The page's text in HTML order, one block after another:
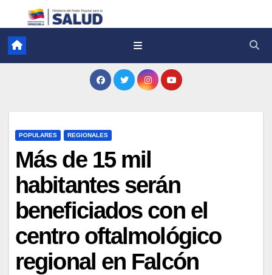
POPULARES REGIONALES
Más de 15 mil
habitantes serán
beneficiados con el
centro oftalmológico
regional en Falcón